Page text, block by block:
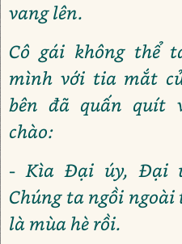
vang lên.
Cô gái không thể
mình với tia mắt
bên đã quấn quít
chào:
- Kìa Đại úy, Đại
Chúng ta ngồi
là mùa hè rồi.